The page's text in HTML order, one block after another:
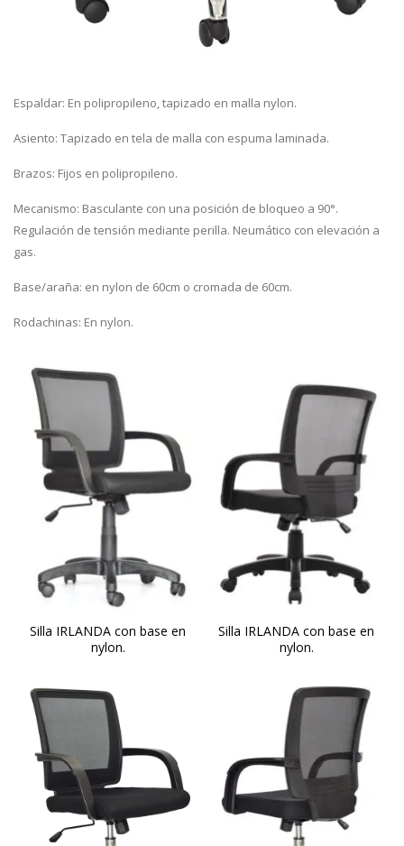
Espaldar: En polipropileno, tapizado en malla nylon.
Asiento: Tapizado en tela de malla con espuma laminada.
Brazos: Fijos en polipropileno.
Mecanismo: Basculante con una posición de bloqueo a 90°.
Regulación de tensión mediante perilla. Neumático con elevación a
gas.
Base/araña: en nylon de 60cm o cromada de 60cm.
Rodachinas: En nylon.
Silla IRLANDA con base en
nylon.
Silla IRLANDA con base en
nylon.